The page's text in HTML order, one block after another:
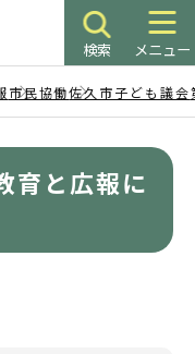
検索 メニュー
市民協働佐久市子ども議会
と広報に